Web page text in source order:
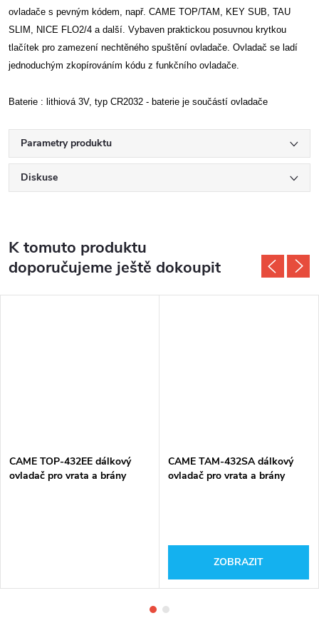
ovladače s pevným kódem, např. CAME TOP/TAM, KEY SUB, TAU
SLIM, NICE FLO2/4 a další. Vybaven praktickou posuvnou krytkou
tlačítek pro zamezení nechtěného spuštění ovladače. Ovladač se ladí
jednoduchým zkopírováním kódu z funkčního ovladače.
Baterie : lithiová 3V, typ CR2032 - baterie je součástí ovladače
Parametry produktu
Diskuse
K tomuto produktu
doporučujeme ještě dokoupit
CAME TOP-432EE dálkový
ovladač pro vrata a brány
CAME TAM-432SA dálkový
ovladač pro vrata a brány
ZOBRAZIT